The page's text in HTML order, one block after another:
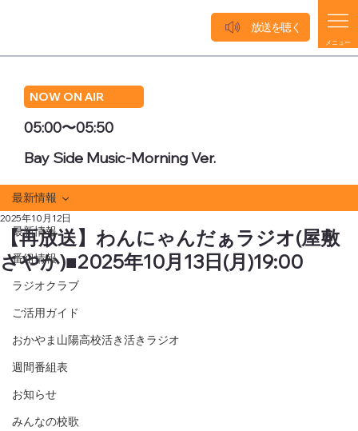
NOW ON AIR
05:00〜05:50
Bay Side Music-Morning Ver.
メニュー
放送を聴く
最新情報
番組情報
ラジオクラブ
ご活用ガイド
おかやま山陽高校活き活きラジオ
週間番組表
お知らせ
みんなの校歌
最新情報
【再放送】わんにゃんだぁラジオ(屋敷
さやか)■2025年10月13日(月)19:00
2025年10月12日